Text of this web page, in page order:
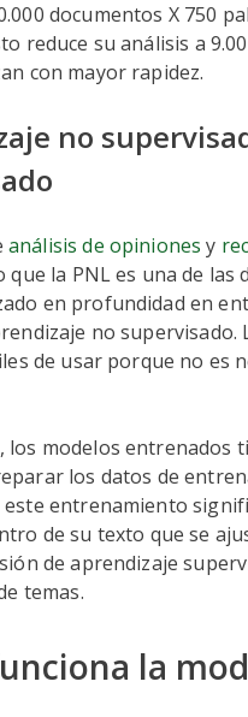
documentos X 750
reduce su análisis a
con mayor rapidez.
no
análisis de opiniones y
que la PNL es una de
en profundidad en
no supervisado.
de usar porque no es
los modelos entrenados
los datos de
entrenamiento
de su texto que se
de aprendizaje
temas.
la